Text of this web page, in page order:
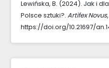
Lewińska, B. (2024). Jak i
Polsce sztuki?. Artifex Novus
https://doi.org/10.21697/